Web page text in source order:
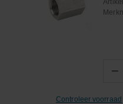
−
Controleer voorraad